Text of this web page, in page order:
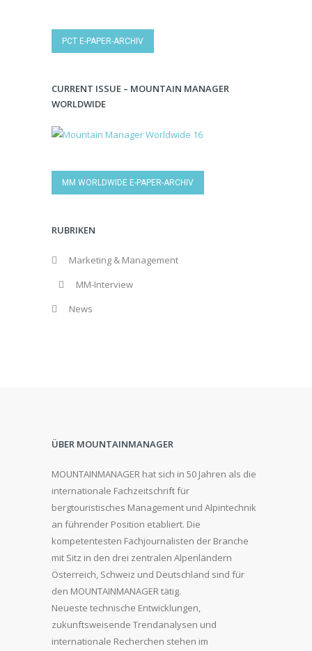
PCT E-PAPER-ARCHIV
CURRENT ISSUE – MOUNTAIN MANAGER
WORLDWIDE
MM WORLDWIDE E-PAPER-ARCHIV
RUBRIKEN
Marketing & Management
MM-Interview
News
ÜBER MOUNTAINMANAGER
MOUNTAINMANAGER hat sich in 50 Jahren als die
internationale Fachzeitschrift für
bergtouristisches Management und Alpintechnik
an führender Position etabliert. Die
kompetentesten Fachjournalisten der Branche
mit Sitz in den drei zentralen Alpenländern
Österreich, Schweiz und Deutschland sind für
den MOUNTAINMANAGER tätig.
Neueste technische Entwicklungen,
zukunftsweisende Trendanalysen und
internationale Recherchen stehen im